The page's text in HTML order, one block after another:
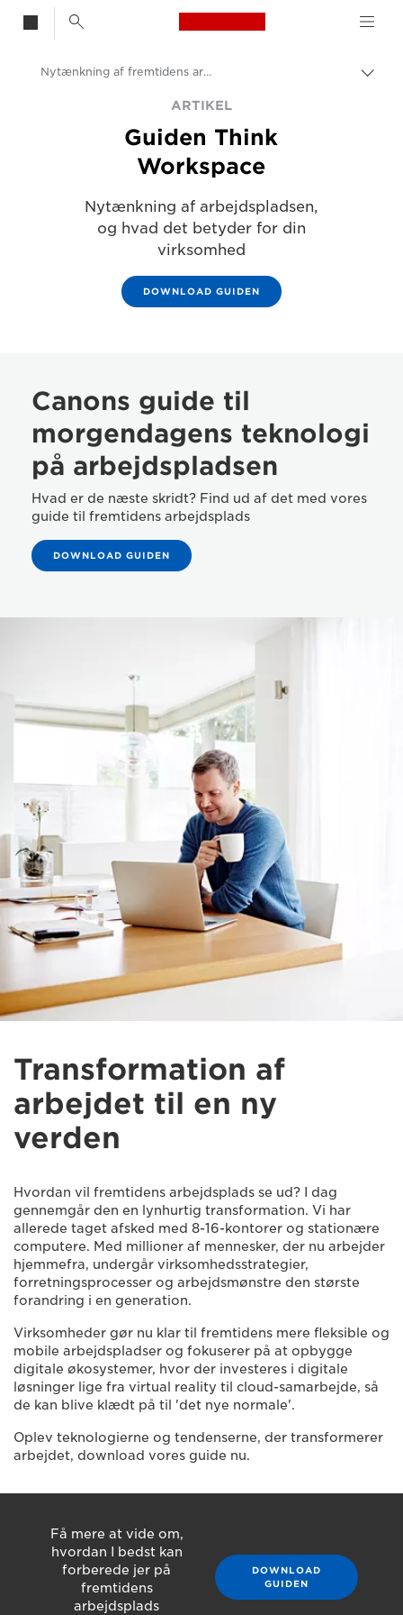
Canon Logo, back
Skift
Løsninger og services
Erhvervs- og professionelle artikler
Nytænkning af fremtidens arbejde
ARTIKEL
Guiden Think
Workspace
Nytænkning af arbejdspladsen,
og hvad det betyder for din
virksomhed
DOWNLOAD GUIDEN
Canons guide til
morgendagens teknologi
på arbejdspladsen
Hvad er de næste skridt? Find ud af det med vores
guide til fremtidens arbejdsplads
DOWNLOAD GUIDEN
Transformation af
arbejdet til en ny
verden
Hvordan vil fremtidens arbejdsplads se ud? I dag
gennemgår den en lynhurtig transformation. Vi har
allerede taget afsked med 8-16-kontorer og stationære
computere. Med millioner af mennesker, der nu arbejder
hjemmefra, undergår virksomhedsstrategier,
forretningsprocesser og arbejdsmønstre den største
forandring i en generation.
Virksomheder gør nu klar til fremtidens mere fleksible og
mobile arbejdspladser og fokuserer på at opbygge
digitale økosystemer, hvor der investeres i digitale
løsninger lige fra virtual reality til cloud-samarbejde, så
de kan blive klædt på til 'det nye normale'.
Oplev teknologierne og tendenserne, der transformerer
arbejdet, download vores guide nu.
Få mere at vide om,
hvordan I bedst kan
forberede jer på
fremtidens
arbejdsplads
DOWNLOAD
GUIDEN